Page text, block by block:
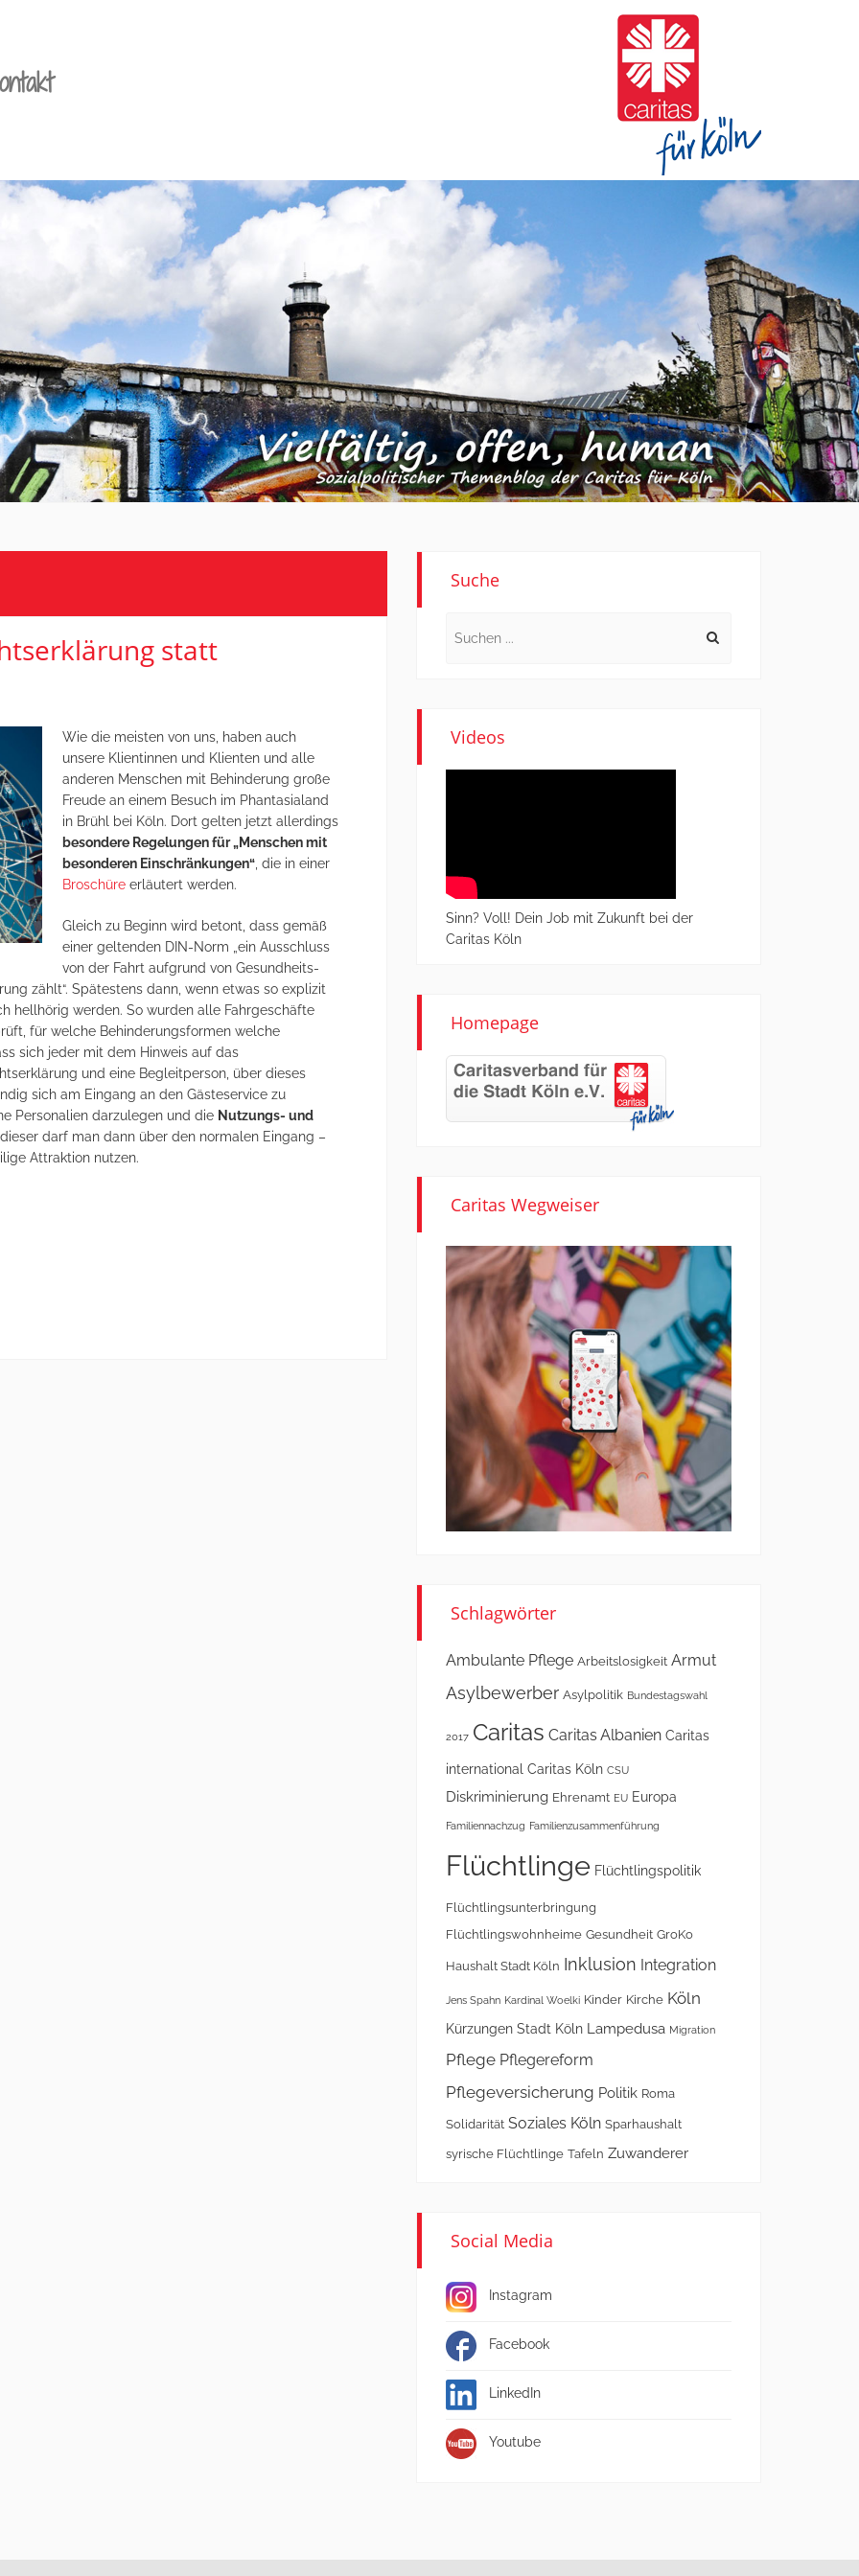
statt
Wie die meisten von uns, haben auch
unsere Klientinnen und Klienten und alle
anderen Menschen mit Behinderung große
Freude an einem Besuch im Phantasialand
in Brühl bei Köln. Dort gelten jetzt allerdings
besondere Regelungen für „Menschen mit
besonderen Einschränkungen“ , die in einer
Broschüre erläutert werden.
Gleich zu Beginn wird betont, dass gemäß
einer geltenden DIN-Norm „ein Ausschluss
von der Fahrt aufgrund von Gesundheits-
zählt“. Spätestens dann, wenn etwas so explizit
hellhörig werden. So wurden alle Fahrgeschäfte
für welche Behinderungsformen welche
sich jeder mit dem Hinweis auf das
und eine Begleitperson, über dieses
sich am Eingang an den Gästeservice zu
Personalien darzulegen und die Nutzungs- und
darf man dann über den normalen Eingang –
Attraktion nutzen.
Suche
Videos
Sinn? Voll! Dein Job mit Zukunft bei der
Caritas Köln
Homepage
Caritas Wegweiser
Schlagwörter
Ambulante Pflege Arbeitslosigkeit Armut
Asylbewerber Asylpolitik Bundestagswahl
2017 Caritas Caritas Albanien Caritas
international Caritas Köln CSU
Diskriminierung Ehrenamt EU Europa
Familiennachzug Familienzusammenführung
Flüchtlinge Flüchtlingspolitik
Flüchtlingsunterbringung
Flüchtlingswohnheime Gesundheit GroKo
Haushalt Stadt Köln Inklusion Integration
Jens Spahn Kardinal Woelki Kinder Kirche Köln
Kürzungen Stadt Köln Lampedusa Migration
Pflege Pflegereform
Pflegeversicherung Politik Roma
Solidarität Soziales Köln Sparhaushalt
syrische Flüchtlinge Tafeln Zuwanderer
Social Media
Instagram
Facebook
LinkedIn
Youtube